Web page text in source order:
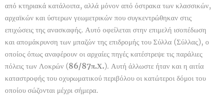
από κτηριακά κατάλοιπα, αλλά μόνον από όστρακα των κλασσικών,
αρχαϊκών και ύστερων γεωμετρικών που συγκεντρώθηκαν στις
επιχώσεις της ανασκαφής. Αυτό οφείλεται στην επιμελή ισοπέδωση
και απομάκρυνση των μπαζών της επιδρομής του Σύλλα (Σύλλας), ο
οποίος όπως αναφέρουν οι αρχαίες πηγές κατέστρεψε τις παράλιες
πόλεις των Λοκρών (86/87π.Χ.). Αυτή άλλωστε ήταν και η αιτία
καταστροφής του οχυρωματικού περιβόλου οι κατώτεροι δόμοι του
οποίου σώζονται μέχρι σήμερα.